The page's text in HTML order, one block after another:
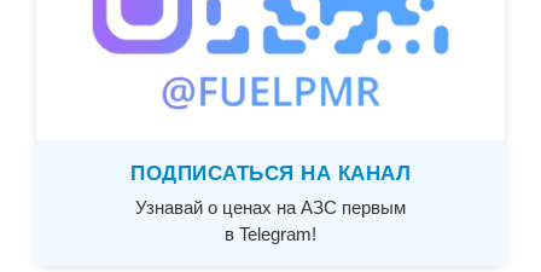
ПОДПИСАТЬСЯ НА КАНАЛ
Узнавай о ценах на АЗС первым
в Telegram!